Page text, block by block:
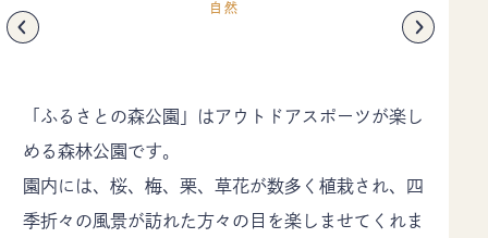
佐久市について
モデルコース 特集記事
アクセス デジタルパンフレット
自然
「ふるさとの森公園」はアウトドアスポーツが楽し
める森林公園です。
園内には、桜、梅、栗、草花が数多く植栽され、四
季折々の風景が訪れた方々の目を楽しませてくれま